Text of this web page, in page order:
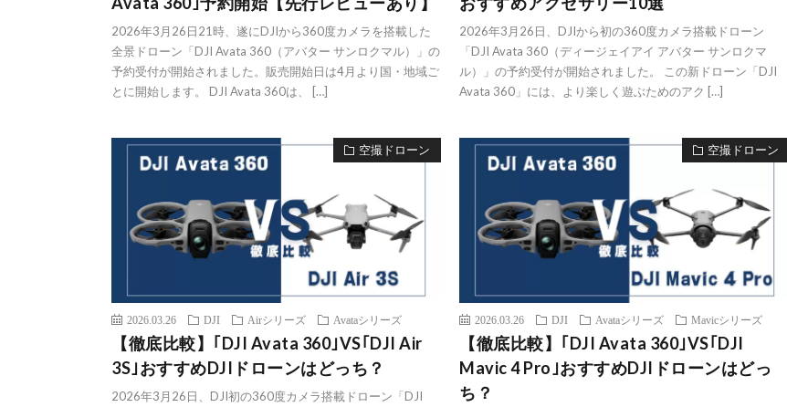
2026年3月26日21時、遂にDJIから360度カメラを搭載した
全景ドローン「DJI Avata 360（アバター サンロクマル）」の
予約受付が開始されました。販売開始日は4月より国・地域ご
とに開始します。 DJI Avata 360は、 […]
2026年3月26日、DJIから初の360度カメラ搭載ドローン
「DJI Avata 360（ディージェイアイ アバター サンロクマ
ル）」の予約受付が開始されました。 この新ドローン「DJI
Avata 360」には、より楽しく遊ぶためのアク […]
空撮ドローン
2026.03.26 DJI Airシリーズ Avataシリーズ
【徹底比較】｢DJI Avata 360｣VS｢DJI Air
3S｣おすすめDJIドローンはどっち？
2026年3月26日、DJI初の360度カメラ搭載ドローン「DJI
空撮ドローン
2026.03.26 DJI Avataシリーズ Mavicシリーズ
【徹底比較】｢DJI Avata 360｣VS｢DJI
Mavic 4 Pro｣おすすめDJIドローンはどっ
ち？